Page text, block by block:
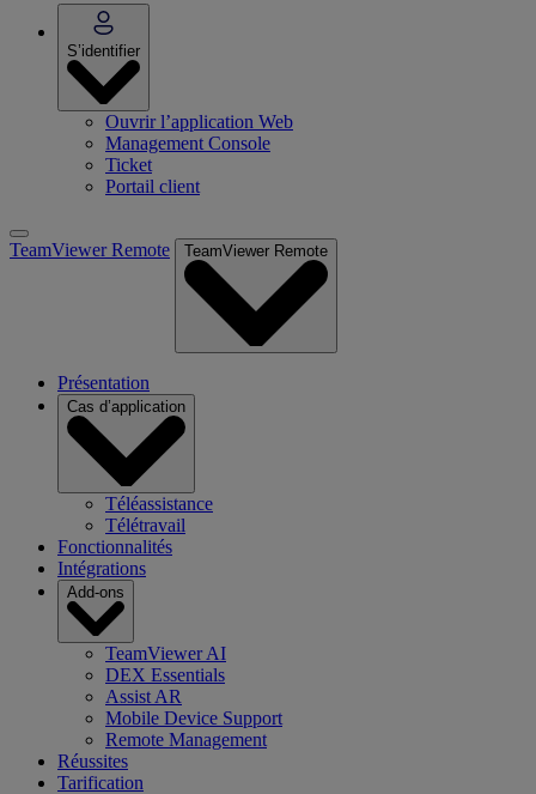
S’identifier
Ouvrir l’application Web
Management Console
Ticket
Portail client
TeamViewer Remote TeamViewer Remote
Présentation
Cas d’application
Téléassistance
Télétravail
Fonctionnalités
Intégrations
Add-ons
TeamViewer AI
DEX Essentials
Assist AR
Mobile Device Support
Remote Management
Réussites
Tarification